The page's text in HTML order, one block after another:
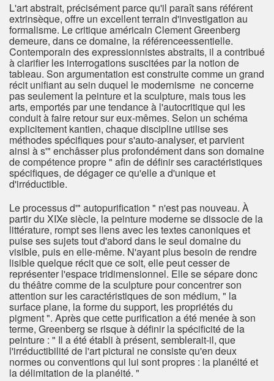
L'art abstrait, précisément parce qu'il paraît sans référent
extrinsèque, offre un excellent terrain d'investigation au
formalisme. Le critique américain Clement Greenberg
demeure, dans ce domaine, la référenceessentielle.
Contemporain des expressionnistes abstraits, il a contribué
à clarifier les interrogations suscitées par la notion de
tableau. Son argumentation est construite comme un grand
récit unifiant au sein duquel le modernisme ne concerne
pas seulement la peinture et la sculpture, mais tous les
arts, emportés par une tendance à l'autocritique qui les
conduit à faire retour sur eux-mêmes. Selon un schéma
explicitement kantien, chaque discipline utilise ses
méthodes spécifiques pour s'auto-analyser, et parvient
ainsi à s'" enchâsser plus profondément dans son domaine
de compétence propre " afin de définir ses caractéristiques
spécifiques, de dégager ce qu'elle a d'unique et
d'irréductible.
Le processus d'" autopurification " n'est pas nouveau. À
partir du XIXe siècle, la peinture moderne se dissocie de la
littérature, rompt ses liens avec les textes canoniques et
puise ses sujets tout d'abord dans le seul domaine du
visible, puis en elle-même. N'ayant plus besoin de rendre
lisible quelque récit que ce soit, elle peut cesser de
représenter l'espace tridimensionnel. Elle se sépare donc
du théâtre comme de la sculpture pour concentrer son
attention sur les caractéristiques de son médium, " la
surface plane, la forme du support, les propriétés du
pigment ". Après que cette purification a été menée à son
terme, Greenberg se risque à définir la spécificité de la
peinture : " Il a été établi à présent, semblerait-il, que
l'irréductibilité de l'art pictural ne consiste qu'en deux
normes ou conventions qui lui sont propres : la planéité et
la délimitation de la planéité. "